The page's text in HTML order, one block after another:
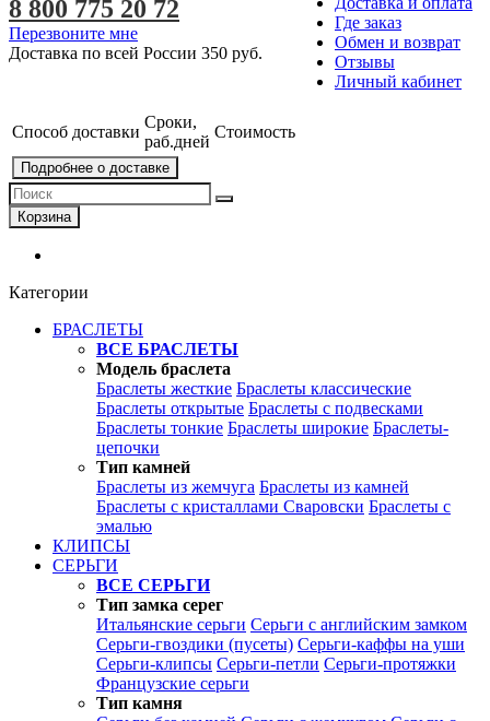
Где заказ
Обмен и возврат
Отзывы
Личный кабинет
8 800 775 20 72
Перезвоните мне
Доставка по всей России 350 руб.
Способ доставки
Сроки,
раб.дней
Стоимость
Подробнее о доставке
Корзина
Категории
БРАСЛЕТЫ
ВСЕ БРАСЛЕТЫ
Модель браслета
Браслеты жесткие Браслеты классические
Браслеты открытые Браслеты с подвесками
Браслеты тонкие Браслеты широкие Браслеты-
цепочки
Тип камней
Браслеты из жемчуга Браслеты из камней
Браслеты с кристаллами Сваровски Браслеты с
эмалью
КЛИПСЫ
СЕРЬГИ
ВСЕ СЕРЬГИ
Тип замка серег
Итальянские серьги Серьги с английским замком
Серьги-гвоздики (пусеты) Серьги-каффы на уши
Серьги-клипсы Серьги-петли Серьги-протяжки
Французские серьги
Тип камня